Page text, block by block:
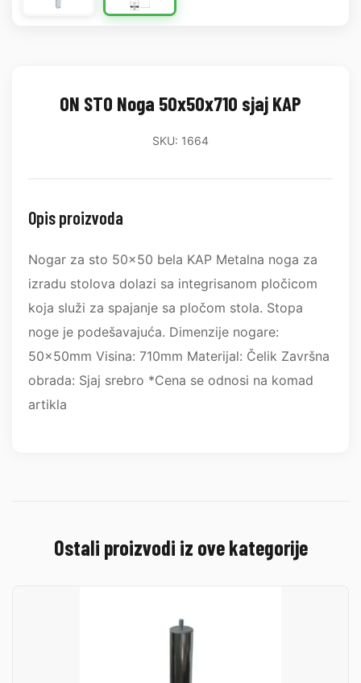
ON STO Noga 50x50x710 sjaj KAP
SKU: 1664
Opis proizvoda
Nogar za sto 50x50 bela KAP Metalna noga za
izradu stolova dolazi sa integrisanom pločicom
koja služi za spajanje sa pločom stola. Stopa
noge je podešavajuća. Dimenzije nogare:
50x50mm Visina: 710mm Materijal: Čelik Završna
obrada: Sjaj srebro *Cena se odnosi na komad
artikla
Ostali proizvodi iz ove kategorije